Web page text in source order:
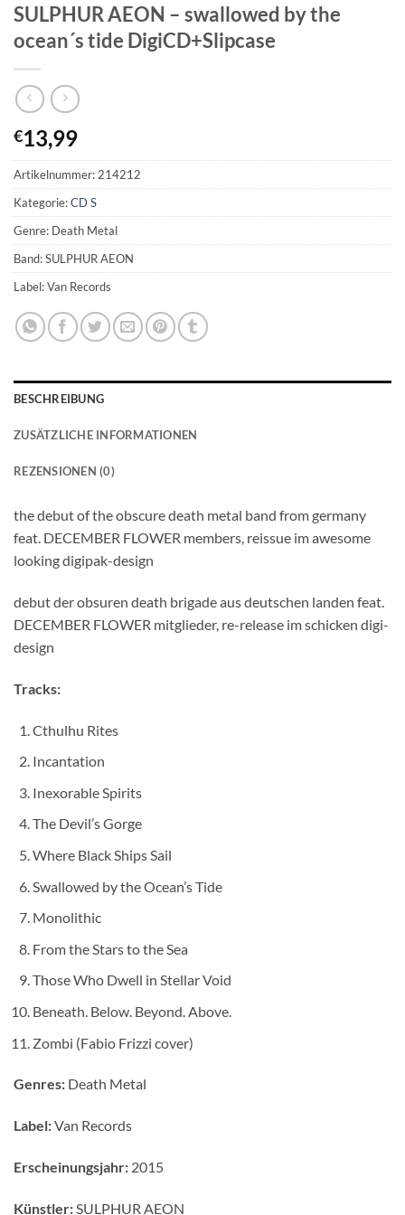
SULPHUR AEON – swallowed by the
ocean´s tide DigiCD+Slipcase
€13,99
Artikelnummer:214212
Kategorie:CD S
Genre: Death Metal
Band: SULPHUR AEON
Label: Van Records
BESCHREIBUNG
ZUSÄTZLICHE INFORMATIONEN
REZENSIONEN (0)
the debut of the obscure death metal band from germany
feat. DECEMBER FLOWER members, reissue im awesome
looking digipak-design
debut der obsuren death brigade aus deutschen landen feat.
DECEMBER FLOWER mitglieder, re-release im schicken digi-
design
Tracks:
Cthulhu Rites
Incantation
Inexorable Spirits
The Devil’s Gorge
Where Black Ships Sail
Swallowed by the Ocean’s Tide
Monolithic
From the Stars to the Sea
Those Who Dwell in Stellar Void
Beneath. Below. Beyond. Above.
Zombi (Fabio Frizzi cover)
Genres: Death Metal
Label:Van Records
Erscheinungsjahr: 2015
Künstler: SULPHUR AEON